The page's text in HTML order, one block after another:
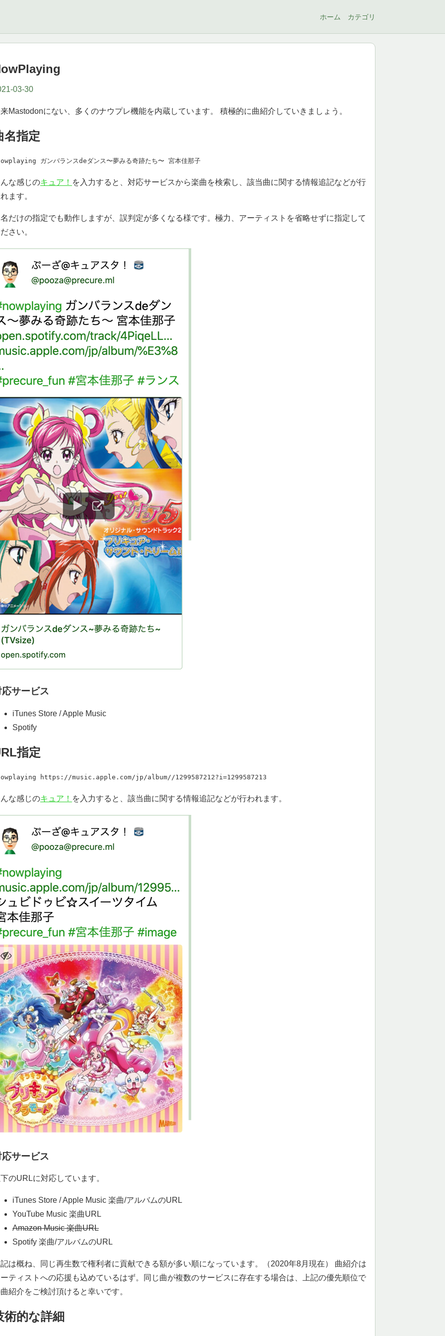
ホーム カテゴリ
03-30
Mastodonにない、多くのナウプレ機能を内蔵しています。 積極的に曲紹介していきましょう。
名指定
ガンバランスdeダンス〜夢みる奇跡たち〜 宮本佳那子
な感じのキュア！ を入力すると、対応サービスから楽曲を検索し、該当曲に関する情報追記などが行
ます。
だけの指定でも動作しますが、誤判定が多くなる様です。極力、アーティストを省略せずに指定して
さい。
応サービス
iTunes Store / Apple Music
Spotify
指定
https://music.apple.com/jp/album//1299587212?i=1299587213
な感じのキュア！ を入力すると、該当曲に関する情報追記などが行われます。
応サービス
のURLに対応しています。
iTunes Store / Apple Music 楽曲/アルバムのURL
YouTube Music 楽曲URL
Amazon Music 楽曲URL
Spotify 楽曲/アルバムのURL
は概ね、同じ再生数で権利者に貢献できる額が多い順になっています。（2020年8月現在） 曲紹介は
ティストへの応援も込めているはず。同じ曲が複数のサービスに存在する場合は、上記の優先順位で
紹介をご検討頂けると幸いです。
術的な詳細